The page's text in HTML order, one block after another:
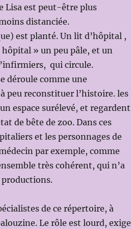
Lisa est peut-être plus
distanciée.
est planté. Un lit d’hôpital ,
» un peu pâle, et un
qui circule.
déroule comme une
peu reconstituer l’histoire. les
espace surélevé, et regardent
de bête de zoo. Dans ces
et les personnages de
par exemple, comme
très cohérent, qui n’a
de ce répertoire, à
Le rôle est lourd, exige